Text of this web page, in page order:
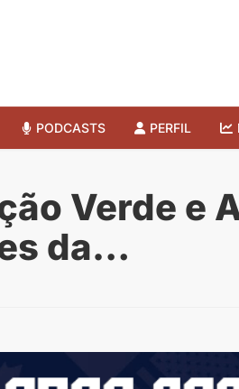
PODCASTS PERFIL
Verde e
da…